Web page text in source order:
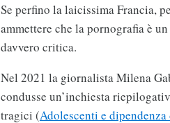
Se perfino la laicissima Francia,
ammettere che la pornografia è
davvero critica.
Nel 2021 la giornalista Milena
condusse un’inchiesta
tragici (Adolescenti e